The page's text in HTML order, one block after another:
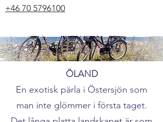
+46 70 5796100
ÖLAND
En exotisk pärla i Östersjön som
man inte glömmer i första taget.